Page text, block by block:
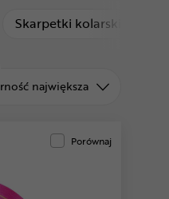
Skarpetki kolarskie
największa
Porównaj